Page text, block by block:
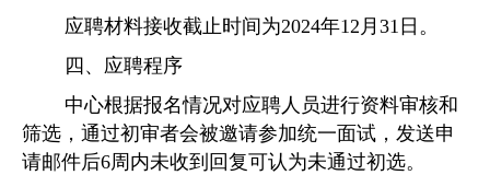
应聘材料接收截止时间为2024年12 月 31 日。
四、应聘程序
中心根据报名情况对应聘人员进行资料审核和
筛选，通过初审者会被邀请参加统一面试，发送申
请邮件后6周内未收到回复可认为未通过初选。